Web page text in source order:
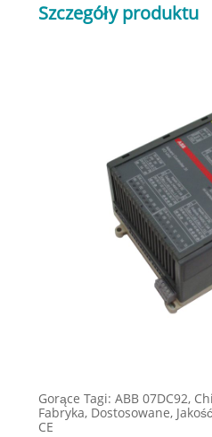
Szczegóły produktu
Gorące Tagi: ABB 07DC92,
Fabryka, Dostosowane,
CE